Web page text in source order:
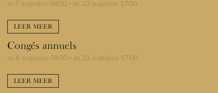
vr 7 augustus 08:00 - zo 23 augustus 17:00
LEER MEER
Congés annuels
za 8 augustus 08:00 - zo 23 augustus 17:00
LEER MEER